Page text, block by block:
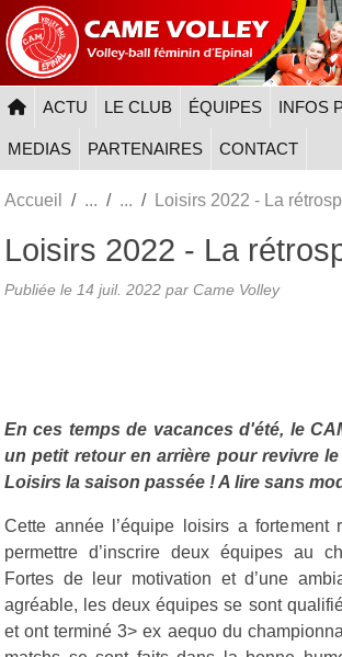
ACTU LE CLUB ÉQUIPES INFOS
MEDIAS PARTENAIRES CONTACT
Accueil Loisirs 2022 - La
Loisirs 2022 - La
Publiée le 14 juil. 2022 par Came Volley
En ces temps de vacances d'été, le
un petit retour en arrière pour revivre
Loisirs la saison passée ! A lire sans
Cette année l’équipe loisirs a
permettre d’inscrire deux équipes au
Fortes de leur motivation et d’une
agréable, les deux équipes se sont
et ont terminé 3> ex aequo du
Panneau de gestion des cookies